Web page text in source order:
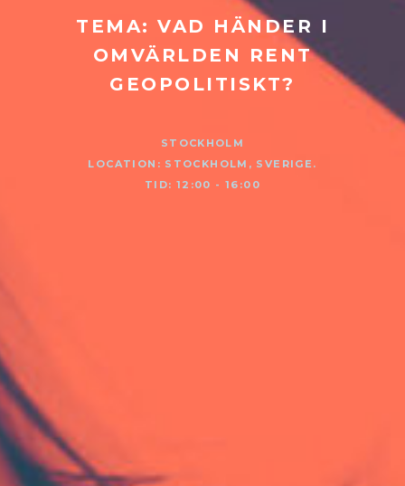
TEMA: VAD HÄNDER I
OMVÄRLDEN RENT
GEOPOLITISKT?
STOCKHOLM
LOCATION: STOCKHOLM, SVERIGE.
TID: 12:00 - 16:00